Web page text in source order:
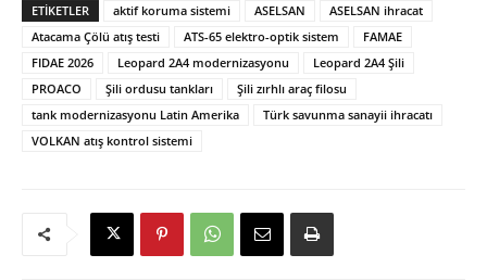
ETIKETLER aktif koruma sistemi ASELSAN
ASELSAN ihracat
Atacama Çölü atış testi
ATS-65 elektro-optik sistem
FAMAE
FIDAE 2026
Leopard 2A4 modernizasyonu
Leopard 2A4 Şili
PROACO
Şili ordusu tankları
Şili zırhlı araç filosu
tank modernizasyonu Latin Amerika
Türk savunma sanayii ihracatı
VOLKAN atış kontrol sistemi